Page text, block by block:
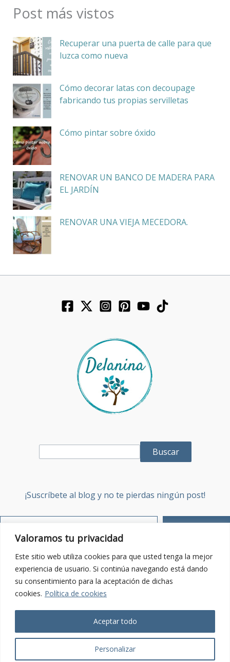
Valoramos tu privacidad
Este sitio web utiliza cookies para que usted tenga la mejor
experiencia de usuario. Si continúa navegando está dando
su consentimiento para la aceptación de dichas
cookies. Política de cookies
Personalizar
Aceptar todo
Post más vistos
Recuperar una puerta de calle para que
luzca como nueva
Cómo decorar latas con decoupage
fabricando tus propias servilletas
Cómo pintar sobre óxido
RENOVAR UN BANCO DE MADERA PARA
EL JARDÍN
RENOVAR UNA VIEJA MECEDORA.
Buscar
¡Suscríbete al blog y no te pierdas ningún post!
Sobre mí
Contacta:Enviar email
Política de Privacidad